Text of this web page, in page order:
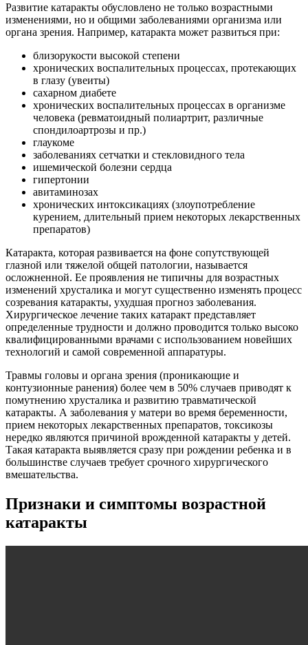
Развитие катаракты обусловлено не только возрастными
изменениями, но и общими заболеваниями организма или
органа зрения. Например, катаракта может развиться при:
близорукости высокой степени
хронических воспалительных процессах, протекающих
в глазу (увеиты)
сахарном диабете
хронических воспалительных процессах в организме
человека (ревматоидный полиартрит, различные
спондилоартрозы и пр.)
глаукоме
заболеваниях сетчатки и стекловидного тела
ишемической болезни сердца
гипертонии
авитаминозах
хронических интоксикациях (злоупотребление
курением, длительный прием некоторых лекарственных
препаратов)
Катаракта, которая развивается на фоне сопутствующей
глазной или тяжелой общей патологии, называется
осложненной. Ее проявления не типичны для возрастных
изменений хрусталика и могут существенно изменять процесс
созревания катаракты, ухудшая прогноз заболевания.
Хирургическое лечение таких катаракт представляет
определенные трудности и должно проводится только высоко
квалифицированными врачами с использованием новейших
технологий и самой современной аппаратуры.
Травмы головы и органа зрения (проникающие и
контузионные ранения) более чем в 50% случаев приводят к
помутнению хрусталика и развитию травматической
катаракты. А заболевания у матери во время беременности,
прием некоторых лекарственных препаратов, токсикозы
нередко являются причиной врожденной катаракты у детей.
Такая катаракта выявляется сразу при рождении ребенка и в
большинстве случаев требует срочного хирургического
вмешательства.
Признаки и симптомы возрастной
катаракты